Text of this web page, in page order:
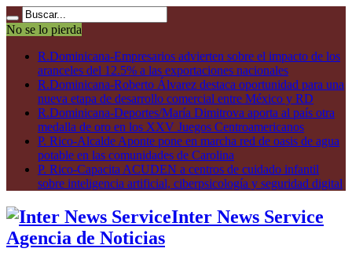
No se lo pierda
R.Dominicana-Empresarios advierten sobre el impacto de los
aranceles del 12.5% a las exportaciones nacionales
R.Dominicana-Roberto Álvarez destaca oportunidad para una
nueva etapa de desarrollo comercial entre México y RD
R.Dominicana-Deportes/María Dimitrova aporta al país otra
medalla de oro en los XXV Juegos Centroamericanos
P. Rico-Alcalde Aponte pone en marcha red de oasis de agua
potable en las comunidades de Carolina
P. Rico-Capacita ACUDEN a centros de cuidado infantil
sobre inteligencia artificial, ciberpsicología y seguridad digital
Inter News Service
Agencia de Noticias